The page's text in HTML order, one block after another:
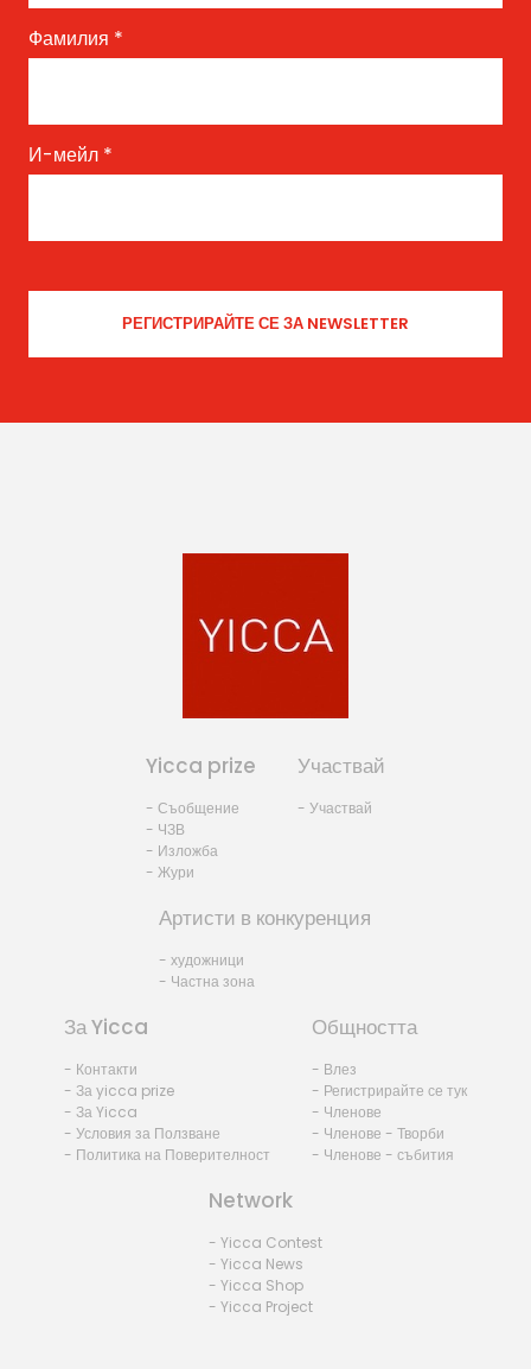
Фамилия *
И-мейл *
Yicca prize
- Съобщение
- ЧЗВ
- Изложба
- Жури
Участвай
- Участвай
Артисти в конкуренция
- художници
- Частна зона
За Yicca
- Контакти
- За yicca prize
- За Yicca
- Условия за Ползване
- Политика на Поверителност
Общността
- Влез
- Регистрирайте се тук
- Членове
- Членове - Творби
- Членове - събития
Network
- Yicca Contest
- Yicca News
- Yicca Shop
- Yicca Project